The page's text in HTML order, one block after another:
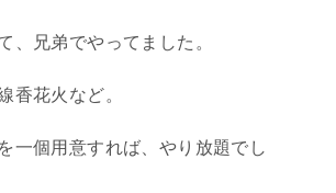
、兄弟でやってました。
香花火など。
一個用意すれば、やり放題でし